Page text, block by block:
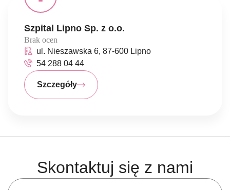
Szpital Lipno Sp. z o.o.
Brak ocen
ul. Nieszawska 6, 87-600 Lipno
54 288 04 44
Szczegóły
Skontaktuj się z nami